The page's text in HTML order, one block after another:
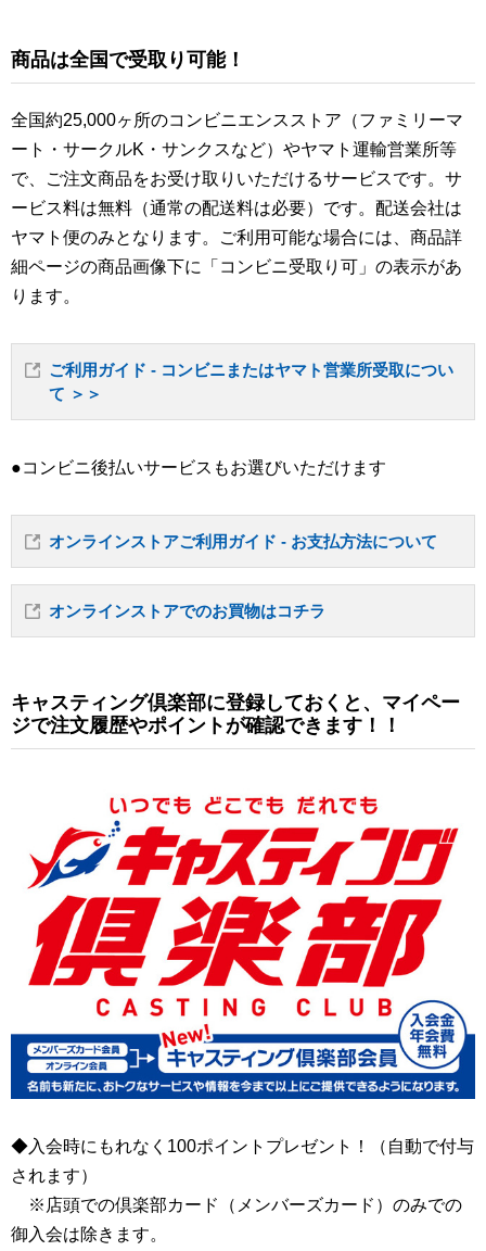
商品は全国で受取り可能！
全国約25,000ヶ所のコンビニエンスストア（ファミリーマ
ート・サークルK・サンクスなど）やヤマト運輸営業所等
で、ご注文商品をお受け取りいただけるサービスです。サ
ービス料は無料（通常の配送料は必要）です。配送会社は
ヤマト便のみとなります。ご利用可能な場合には、商品詳
細ページの商品画像下に「コンビニ受取り可」の表示があ
ります。
ご利用ガイド - コンビニまたはヤマト営業所受取につい
て ＞＞
●コンビニ後払いサービスもお選びいただけます
オンラインストアご利用ガイド - お支払方法について
オンラインストアでのお買物はコチラ
キャスティング倶楽部に登録しておくと、マイペー
ジで注文履歴やポイントが確認できます！！
◆入会時にもれなく100ポイントプレゼント！（自動で付与
されます）
※店頭での倶楽部カード（メンバーズカード）のみでの
御入会は除きます。